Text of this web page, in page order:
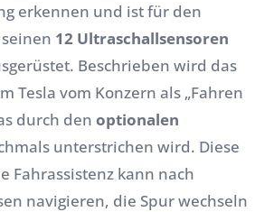
erkennen und ist für den
12 Ultraschallsensoren
Beschrieben wird das
Tesla vom Konzern als „Fahren
durch den optionalen
unterstrichen wird. Diese
Fahrassistenz kann nach
navigieren, die Spur wechseln